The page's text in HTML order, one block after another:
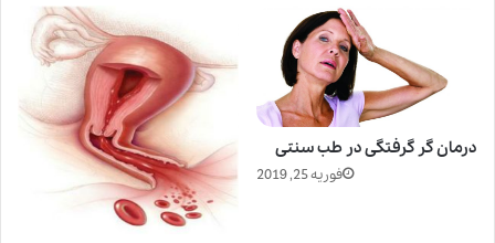
درمان گر گرفتگی در طب سنتی
فوریه 25, 2019